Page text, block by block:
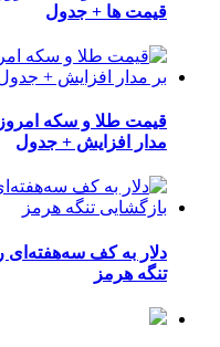
قیمت ها + جدول
مدار افزایش + جدول
دلار به کف سه‌هفته‌ای
تنگه هرمز